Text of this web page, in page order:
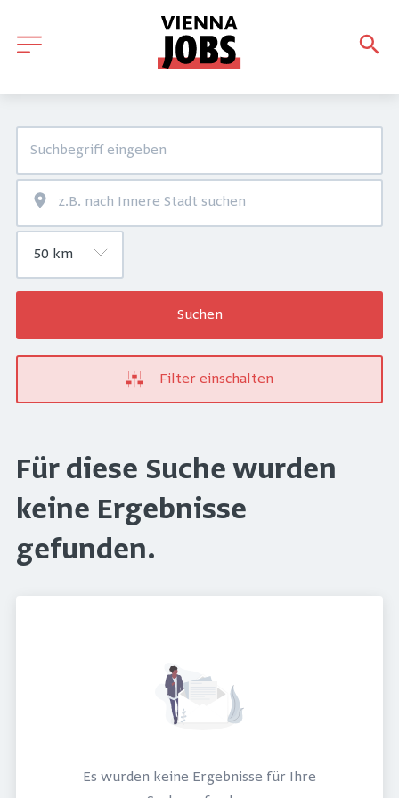
Suchen
Filter einschalten
Für diese Suche wurden
keine Ergebnisse
gefunden.
Es wurden keine Ergebnisse für Ihre